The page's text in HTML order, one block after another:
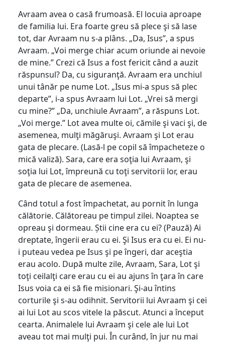
Avraam avea o casă frumoasă. El locuia aproape
de familia lui. Era foarte greu să plece şi să lase
tot, dar Avraam nu s-a plâns. „Da, Isus”, a spus
Avraam. „Voi merge chiar acum oriunde ai nevoie
de mine.” Crezi că Isus a fost fericit când a auzit
răspunsul? Da, cu siguranţă. Avraam era unchiul
unui tânăr pe nume Lot. „Isus mi-a spus să plec
departe”, i-a spus Avraam lui Lot. „Vrei să mergi
cu mine?” „Da, unchiule Avraam”, a răspuns Lot.
„Voi merge.” Lot avea multe oi, cămile şi vaci şi, de
asemenea, mulţi măgăruşi. Avraam şi Lot erau
gata de plecare. (Lasă-l pe copil să împacheteze o
mică valiză). Sara, care era soţia lui Avraam, şi
soţia lui Lot, împreună cu toţi servitorii lor, erau
gata de plecare de asemenea.
Când totul a fost împachetat, au pornit în lunga
călătorie. Călătoreau pe timpul zilei. Noaptea se
opreau şi dormeau. Știi cine era cu ei? (Pauză) Ai
dreptate, îngerii erau cu ei. Şi Isus era cu ei. Ei nu-
i puteau vedea pe Isus şi pe îngeri, dar aceştia
erau acolo. După multe zile, Avraam, Sara, Lot şi
toţi ceilalţi care erau cu ei au ajuns în ţara în care
Isus voia ca ei să fie misionari. Şi-au întins
corturile şi s-au odihnit. Servitorii lui Avraam şi cei
ai lui Lot au scos vitele la păscut. Atunci a început
cearta. Animalele lui Avraam şi cele ale lui Lot
aveau tot mai mulţi pui. În curând, în jur nu mai